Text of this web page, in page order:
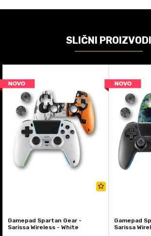
SLIČNI PROIZVODI
Gamepad Spartan Gear -
Sarissa Wireless - White
Gamepad
Sarissa